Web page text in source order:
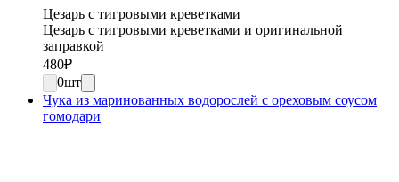
Цезарь с тигровыми креветками
Цезарь с тигровыми креветками и оригинальной
заправкой
480₽
0шт
Чука из маринованных водорослей с ореховым соусом
гомодари